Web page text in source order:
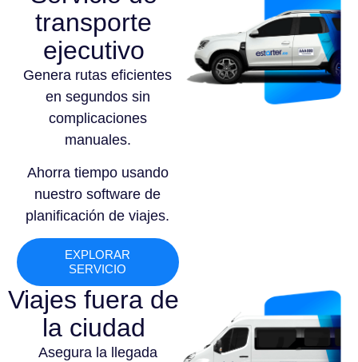
transporte
ejecutivo
Genera rutas eficientes
en segundos sin
complicaciones
manuales.
Ahorra tiempo usando
nuestro software de
planificación de viajes.
EXPLORAR
SERVICIO
Viajes fuera de
la ciudad
Asegura la llegada